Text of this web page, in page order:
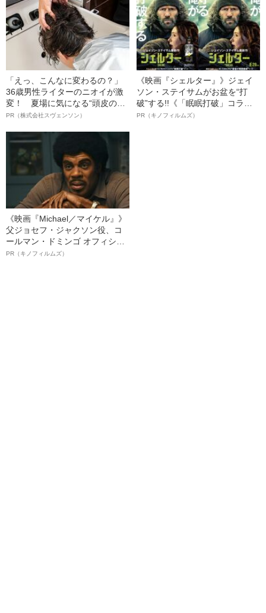
「えっ、こんなに変わるの？」
36歳男性ライターのニオイが激
変！ 夏場に気になる“頭皮のニ
オイ”や“ベタつき”を解消す
ト”が生み出した徹底ケアとは
PR（株式会社スヴェンソン）
《映画『シェルター』》ジェイ
ソン・ステイサムがお盆を“打
破”する!!《「眠眠打破」コラ
ボ》
PR（キノフィルムズ）
《映画『Michael／マイケル』》
父ジョセフ・ジャクソン役、コ
ールマン・ドミンゴ オフィシャ
ルインタビュー“観客を魅了した
PR（キノフィルムズ）